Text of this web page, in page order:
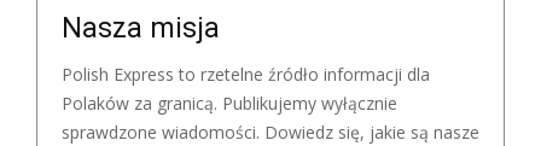
Nasza misja
Polish Express to rzetelne źródło informacji dla
Polaków za granicą. Publikujemy wyłącznie
sprawdzone wiadomości. Dowiedz się, jakie są nasze